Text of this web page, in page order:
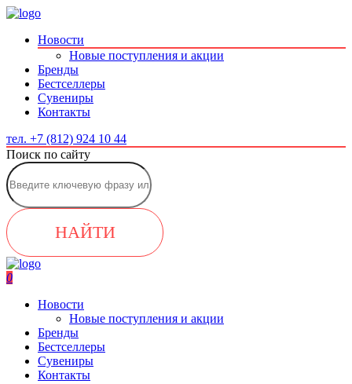
Новости
Новые поступления и акции
Бренды
Бестселлеры
Сувениры
Контакты
тел. +7 (812) 924 10 44
Поиск по сайту
НАЙТИ
0
Новости
Новые поступления и акции
Бренды
Бестселлеры
Сувениры
Контакты